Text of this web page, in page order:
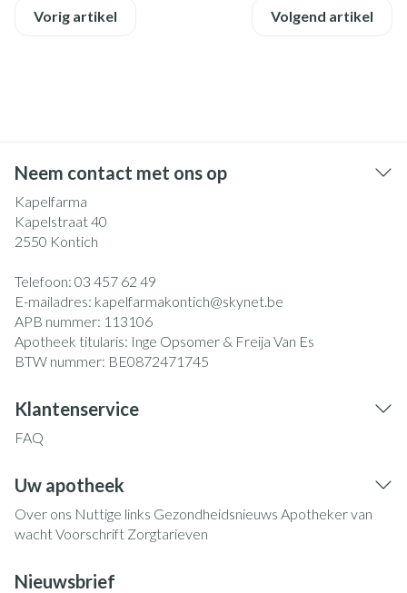
Vorig artikel Volgend artikel
Neem contact met ons op
Kapelfarma
Kapelstraat 40
2550 Kontich
Telefoon: 03 457 62 49
E-mailadres: kapelfarmakontich@skynet.be
APB nummer: 113106
Apotheek titularis: Inge Opsomer & Freija Van Es
BTW nummer: BE0872471745
Klantenservice
FAQ
Uw apotheek
Over ons Nuttige links Gezondheidsnieuws Apotheker van
wachtVoorschrift Zorgtarieven
Nieuwsbrief